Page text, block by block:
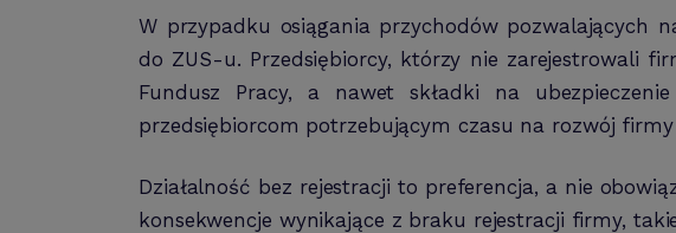
W przypadku osiągania przychodów pozwalających
do ZUS-u. Przedsiębiorcy, którzy nie zarejestrowali
Fundusz Pracy, a nawet składki na
przedsiębiorcom potrzebującym czasu na rozwój
Działalność bez rejestracji to preferencja, a nie
konsekwencje wynikające z braku rejestracji firmy,